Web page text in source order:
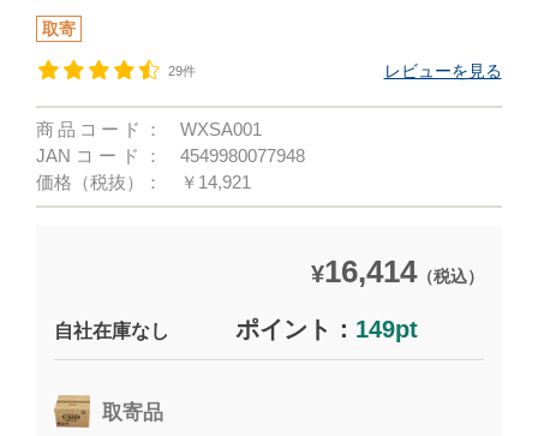
取寄
29件 レビューを見る
商品コード：
WXSA001
JANコード：
4549980077948
価格（税抜）：
￥14,921
¥16,414（税込）
自社在庫なし ポイント： 149pt
取寄品